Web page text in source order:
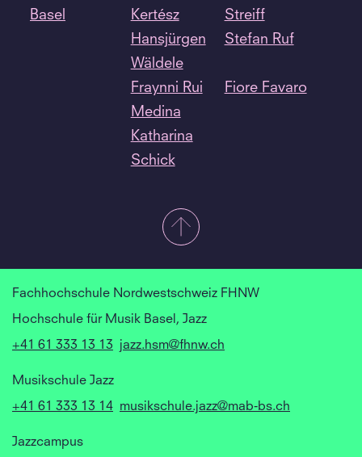
Basel
Kertész
Streiff
Hansjürgen
Wäldele
Stefan Ruf
Fraynni Rui
Medina
Fiore Favaro
Katharina
Schick
Fachhochschule Nordwestschweiz FHNW
Hochschule für Musik Basel, Jazz
+41 61 333 13 13
jazz.hsm@fhnw.ch
Musikschule Jazz
+41 61 333 13 14 musikschule.jazz@mab-bs.ch
Jazzcampus